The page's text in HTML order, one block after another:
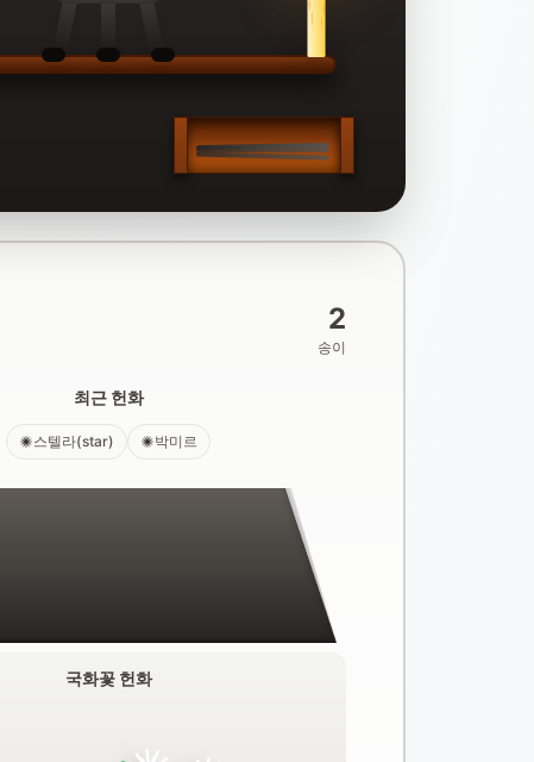
2
송이
최근 헌화
스텔라(star) 박미르
국화꽃 헌화